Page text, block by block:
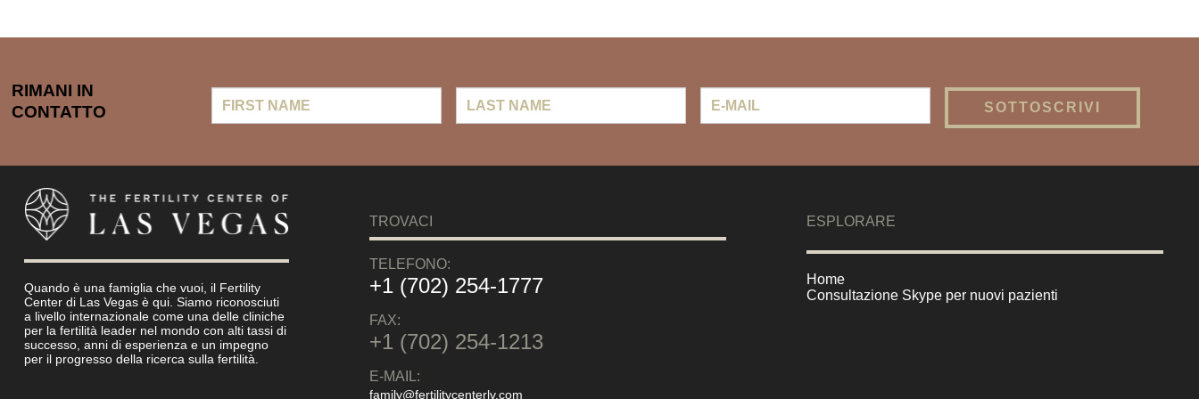
RIMANI IN
CONTATTO
Name
Name
mail*
Quando è una famiglia che vuoi, il Fertility
Center di Las Vegas è qui. Siamo riconosciuti
a livello internazionale come una delle cliniche
per la fertilità leader nel mondo con alti tassi di
successo, anni di esperienza e un impegno
per il progresso della ricerca sulla fertilità.
TROVACI
TELEFONO:
+1 (702) 254-1777
FAX:
+1 (702) 254-1213
E-MAIL:
family@fertilitycenterlv.com
ESPLORARE
Home
Consultazione Skype per nuovi pazienti